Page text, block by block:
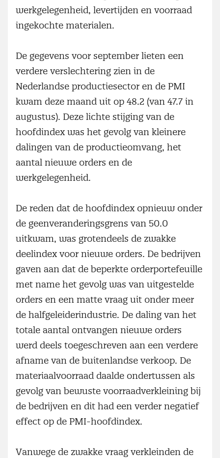
werkgelegenheid, levertijden en voorraad
ingekochte materialen.
De gegevens voor september lieten een
verdere verslechtering zien in de
Nederlandse productiesector en de PMI
kwam deze maand uit op 48.2 (van 47.7 in
augustus). Deze lichte stijging van de
hoofdindex was het gevolg van kleinere
dalingen van de productieomvang, het
aantal nieuwe orders en de
werkgelegenheid.
De reden dat de hoofdindex opnieuw onder
de geenveranderingsgrens van 50.0
uitkwam, was grotendeels de zwakke
deelindex voor nieuwe orders. De bedrijven
gaven aan dat de beperkte orderportefeuille
met name het gevolg was van uitgestelde
orders en een matte vraag uit onder meer
de halfgeleiderindustrie. De daling van het
totale aantal ontvangen nieuwe orders
werd deels toegeschreven aan een verdere
afname van de buitenlandse verkoop. De
materiaalvoorraad daalde ondertussen als
gevolg van bewuste voorraadverkleining bij
de bedrijven en dit had een verder negatief
effect op de PMI-hoofdindex.
Vanwege de zwakke vraag verkleinden de